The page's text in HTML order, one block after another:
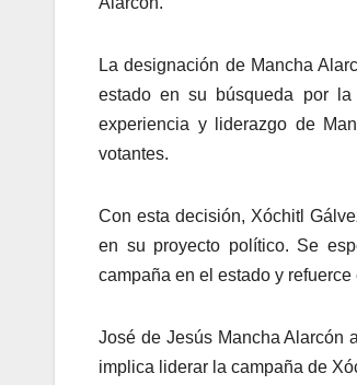
La designación de Mancha
estado en su búsqueda por
experiencia y liderazgo de
votantes.
Con esta decisión, Xóchitl
en su proyecto político. Se
campaña en el estado y
José de Jesús Mancha Alarcón
implica liderar la campaña de